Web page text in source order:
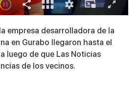
empresa desarrolladora de la
en Gurabo llegaron hasta el
luego de que Las Noticias
de los vecinos.